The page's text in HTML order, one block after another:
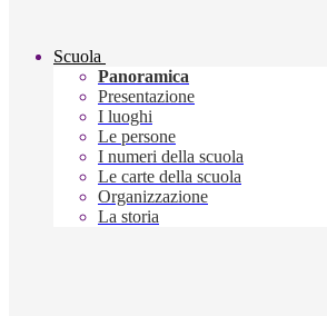
Scuola
Panoramica
Presentazione
I luoghi
Le persone
I numeri della scuola
Le carte della scuola
Organizzazione
La storia